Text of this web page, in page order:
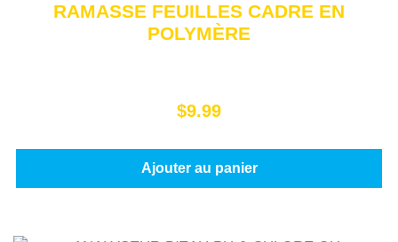
RAMASSE FEUILLES CADRE EN
POLYMÈRE
$9.99
Ajouter au panier